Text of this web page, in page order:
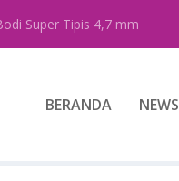
Super Tipis 4,7 mm
BERANDA NEWS